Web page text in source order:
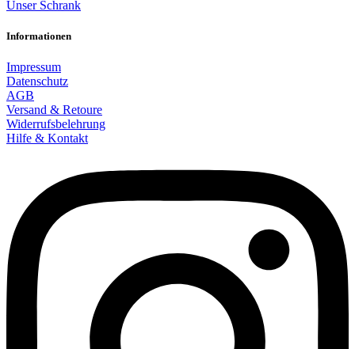
Unser Schrank
Informationen
Impressum
Datenschutz
AGB
Versand & Retoure
Widerrufsbelehrung
Hilfe & Kontakt